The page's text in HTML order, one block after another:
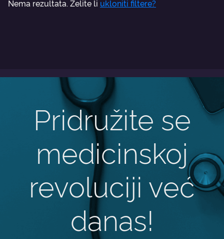
Nema rezultata. Želite li ukloniti filtere?
Pridružite se
medicinskoj
revoluciji već
danas!